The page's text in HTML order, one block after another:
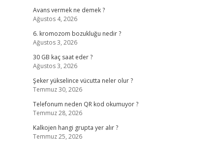
Avans vermek ne demek ?
Ağustos 4, 2026
6. kromozom bozukluğu nedir ?
Ağustos 3, 2026
30 GB kaç saat eder ?
Ağustos 3, 2026
Şeker yükselince vücutta neler olur ?
Temmuz 30, 2026
Telefonum neden QR kod okumuyor ?
Temmuz 28, 2026
Kalkojen hangi grupta yer alır ?
Temmuz 25, 2026